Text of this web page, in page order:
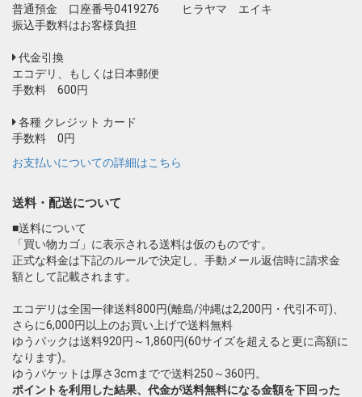
普通預金 口座番号0419276 ヒラヤマ エイキ
振込手数料はお客様負担
代金引換
エコデリ、もしくは日本郵便
手数料 600円
各種 クレジット カード
手数料 0円
お支払いについての詳細はこちら
送料・配送について
■送料について
「買い物カゴ」に表示される送料は仮のものです。
正式な料金は下記のルールで決定し、手動メール返信時に請求金
額として記載されます。
エコデリは全国一律送料800円(離島/沖縄は2,200円・代引不可)、
さらに6,000円以上のお買い上げで送料無料
ゆうパックは送料920円～1,860円(60サイズを超えると更に高額に
なります)。
ゆうパケットは厚さ3cmまでで送料250～360円。
ポイントを利用した結果、代金が送料無料になる金額を下回った